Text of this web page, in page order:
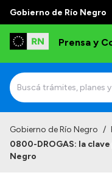
Gobierno de Río Negro
Prensa y
Institucional
Gobierno de Río Negro /
0800-DROGAS: la
Negro